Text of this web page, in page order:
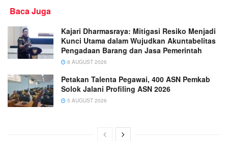
Baca Juga
Kajari Dharmasraya: Mitigasi Resiko Menjadi
Kunci Utama dalam Wujudkan Akuntabelitas
Pengadaan Barang dan Jasa Pemerintah
8 AUGUST 2026
Petakan Talenta Pegawai, 400 ASN Pemkab
Solok Jalani Profiling ASN 2026
5 AUGUST 2026